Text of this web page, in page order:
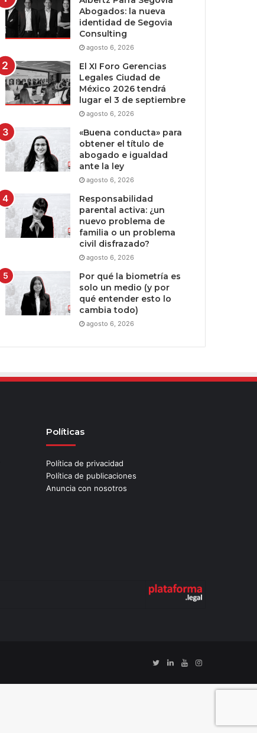
Abogados: la nueva
identidad de Segovia
Consulting
agosto 6, 2026
El XI Foro Gerencias
Legales Ciudad de
México 2026 tendrá
lugar el 3 de septiembre
agosto 6, 2026
«Buena conducta» para
obtener el título de
abogado e igualdad
ante la ley
agosto 6, 2026
Responsabilidad
parental activa: ¿un
nuevo problema de
familia o un problema
civil disfrazado?
agosto 6, 2026
Por qué la biometría es
solo un medio (y por
qué entender esto lo
cambia todo)
agosto 6, 2026
Políticas
Política de privacidad
Política de publicaciones
Anuncia con nosotros